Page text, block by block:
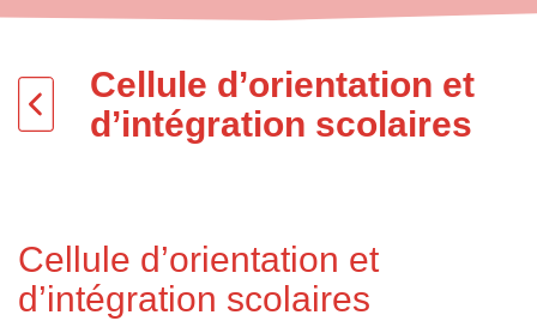
Cellule d’orientation et
d’intégration scolaires
Cellule d’orientation et
d’intégration scolaires